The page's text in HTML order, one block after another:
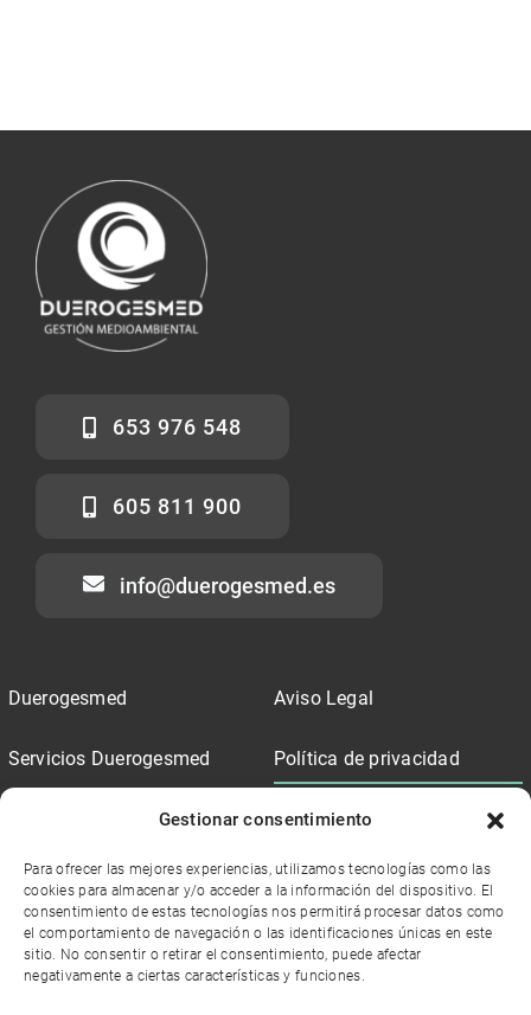
Gestionar consentimiento
Para ofrecer las mejores experiencias, utilizamos tecnologías como las
cookies para almacenar y/o acceder a la información del dispositivo. El
consentimiento de estas tecnologías nos permitirá procesar datos como
el comportamiento de navegación o las identificaciones únicas en este
sitio. No consentir o retirar el consentimiento, puede afectar
negativamente a ciertas características y funciones.
653 976 548
605 811 900
info@duerogesmed.es
Duerogesmed
Servicios Duerogesmed
Trabaja con Duerogesmed
Blog Duerogesmed
Contacto
Aviso Legal
Política de privacidad
Declaración de Accesibilidad
Política de cookies (UE)